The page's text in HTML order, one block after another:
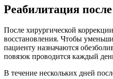
Реабилитация
После хирургической
восстановления. Чтобы
пациенту назначаются
повязок проводится каждый
В течение нескольких дней